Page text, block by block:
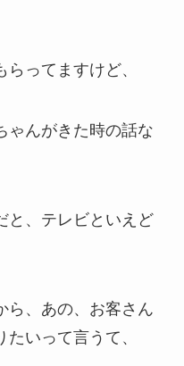
ってますけど、
ゃんがきた時の話な
と、テレビといえど
ら、あの、お客さん
いって言うて、